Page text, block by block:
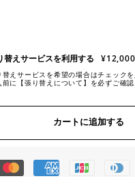
替えサービスを利用する
替えサービスを希望の場合はチェックを
前に【張り替えについて】を必ずご確認
カートに追加する